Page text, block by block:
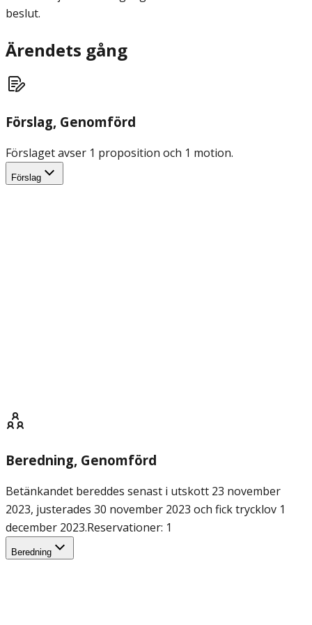
beslut.
Ärendets gång
Förslag, Genomförd
Förslaget avser 1 proposition och 1 motion.
Förslag
Beredning, Genomförd
Betänkandet bereddes senast i utskott 23 november
2023, justerades 30 november 2023 och fick trycklov 1
december 2023.Reservationer: 1
Beredning